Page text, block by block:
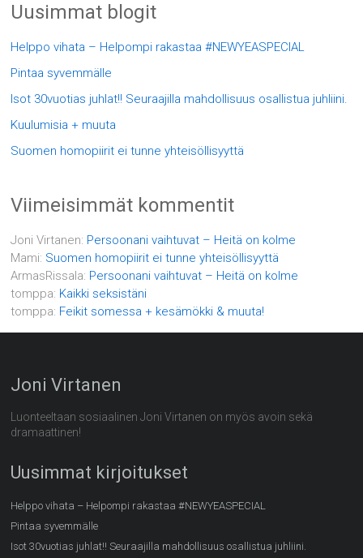
Uusimmat blogit
Helppo vihata – Helpompi rakastaa #NEWYEASPECIAL
Pintaa syvemmälle
Isot 30vuotias juhlat!! Seuraajilla mahdollisuus osallistua juhliini.
Kuulumisia + muuta
Suomen homopiirit ei tunne yhteisöllisyyttä
Viimeisimmät kommentit
Joni Virtanen: Persoonani vaihtuvat – Heitä on kolme
Mami: Suomen homopiirit ei tunne yhteisöllisyyttä
ArmasRissala: Persoonani vaihtuvat – Heitä on kolme
tomppa: Kaikki seksistäni
tomppa: Feikit somessa + kesämökki & muuta!
Joni Virtanen
Luonteeltaan sosiaalinen Joni Virtanen on myös avoin sekä
dramaattinen!
Uusimmat kirjoitukset
Helppo vihata – Helpompi rakastaa #NEWYEASPECIAL
Pintaa syvemmälle
Isot 30vuotias juhlat!! Seuraajilla mahdollisuus osallistua juhliini.